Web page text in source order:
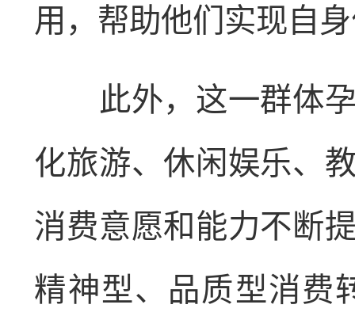
用，帮助他们实现自
此外，这一群体孕
化旅游、休闲娱乐、
消费意愿和能力不断
精神型、品质型消费